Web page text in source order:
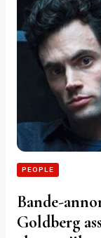
PEOPLE
Bande-
Goldberg